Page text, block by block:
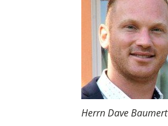
Herrn Dave Baumert